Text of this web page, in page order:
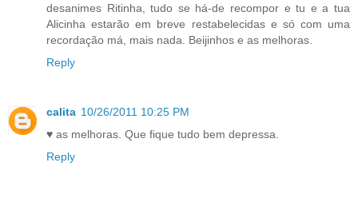
desanimes Ritinha, tudo se há-de recompor e tu e a tua
Alicinha estarão em breve restabelecidas e só com uma
recordação má, mais nada. Beijinhos e as melhoras.
Reply
calita 10/26/2011 10:25 PM
♥ as melhoras. Que fique tudo bem depressa.
Reply